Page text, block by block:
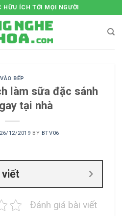
HỮU ÍCH TỚI MỌI NGƯỜI
VÀO BẾP
làm sữa đặc sánh
tại nhà
26/12/2019 BY BTV06
viết
Đánh giá bài viết